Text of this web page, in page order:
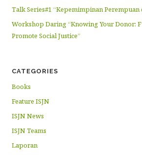
Talk Series#1 “Kepemimpinan
Workshop Daring “Knowing Your Donor:
Promote Social Justice”
CATEGORIES
Books
Feature ISJN
ISJN News
ISJN Teams
Laporan